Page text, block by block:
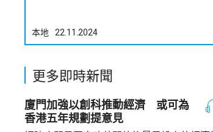
本地 22.11.2024
更多即時新聞
廈門加強以創科推動經濟 或可為
香港五年規劃提意見